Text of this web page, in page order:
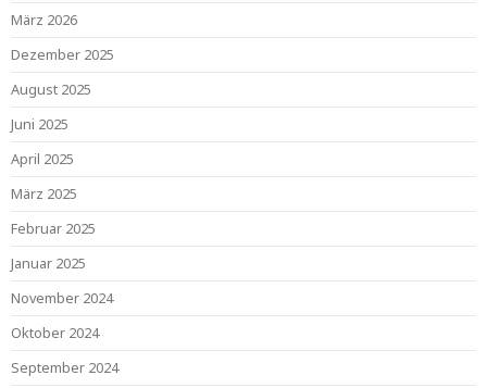
März 2026
Dezember 2025
August 2025
Juni 2025
April 2025
März 2025
Februar 2025
Januar 2025
November 2024
Oktober 2024
September 2024